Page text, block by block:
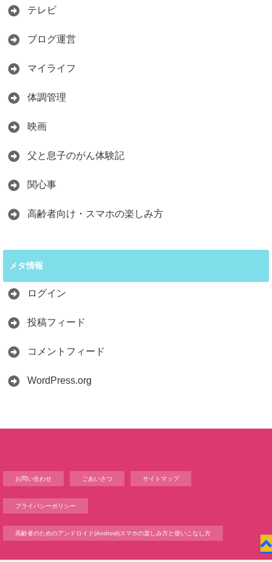
テレビ
ブログ運営
マイライフ
体調管理
映画
父と息子のがん体験記
関心事
高齢者向け・スマホの楽しみ方
メタ情報
ログイン
投稿フィード
コメントフィード
WordPress.org
お問い合わせ ごあいさつ サイトマップ
プライバシーポリシー
高齢者のためのアンドロイド(Android)スマホの楽しみ方と使いこなし方